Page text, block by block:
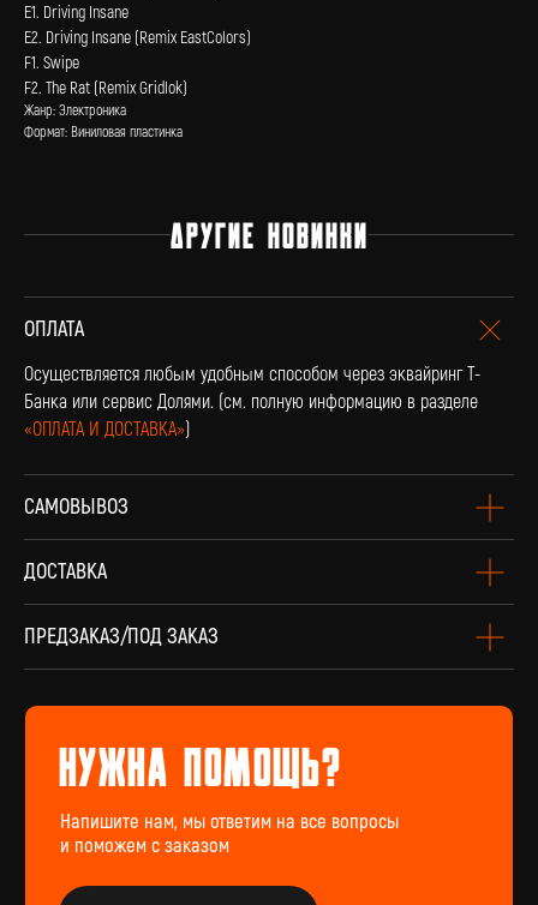
E1. Driving Insane
E2. Driving Insane (Remix EastColors)
F1. Swipe
F2. The Rat (Remix Gridlok)
Жанр: Электроника
Формат: Виниловая пластинка
ДРУГИЕ НОВИНКИ
ОПЛАТА
Осуществляется любым удобным способом через эквайринг Т-
Банка или сервис Долями. (см. полную информацию в разделе
«ОПЛАТА И ДОСТАВКА»)
САМОВЫВОЗ
ДОСТАВКА
ПРЕДЗАКАЗ/ПОД ЗАКАЗ
винил Под заказ
Написать в Telegram
Напишите нам, мы ответим на все вопросы
Доставка по всей России и странам СНГ